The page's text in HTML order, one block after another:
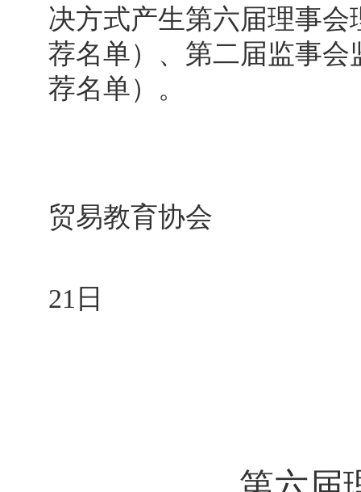
决方式产生第六届理事
荐名单）、第二届监事
荐名单）。
贸易教育协会
21日